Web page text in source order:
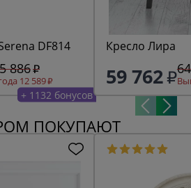
886
12 589
+ 1132 бонусов
Кресло Лира
59 762
ПОКУПАЮТ